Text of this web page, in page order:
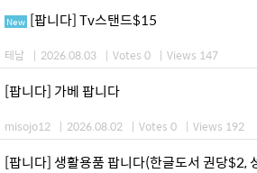
New [팝니다] Tv스탠드$15
테남 | 2026.08.03 | Votes 0 | Views 147
[팝니다] 가베 팝니다
misojo12 | 2026.08.02 | Votes 0 | Views 192
[팝니다] 생활용품 팝니다(한글도서 권당$2,